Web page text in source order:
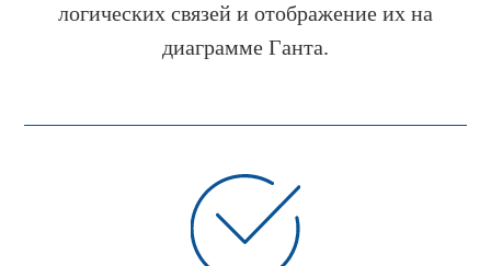
логических связей и отображение их на
диаграмме Ганта.